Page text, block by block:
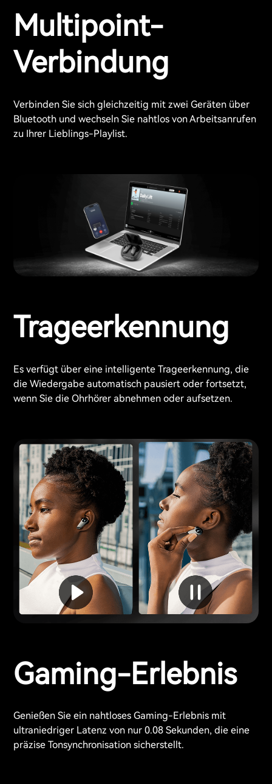
Multipoint-
Verbindung
Verbinden Sie sich gleichzeitig mit zwei Geräten über
Bluetooth und wechseln Sie nahtlos von Arbeitsanrufen
zu Ihrer Lieblings-Playlist.
Trageerkennung
Es verfügt über eine intelligente Trageerkennung, die
die Wiedergabe automatisch pausiert oder fortsetzt,
wenn Sie die Ohrhörer abnehmen oder aufsetzen.
Gaming-Erlebnis
Genießen Sie ein nahtloses Gaming-Erlebnis mit
ultraniedriger Latenz von nur 0.08 Sekunden, die eine
präzise Tonsynchronisation sicherstellt.